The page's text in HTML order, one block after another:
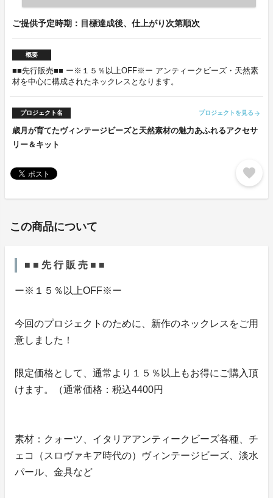
ご提供予定時期：目標達成後、仕上がり次第順次
概要
■■先行販売■■ ー※１５％以上OFF※ー アンティークビーズ・天然素
材を中心に構成されたネックレスとなります。
プロジェクト名 プロジェクトを見る arrow_forward
歳月が育てたヴィンテージビーズと天然素材の魅力あふれるアクセサ
リー＆キット
favorite
この商品について
■ ■ 先 行 販 売 ■ ■
ー※１５％以上OFF※ー
今回のプロジェクトのために、新作のネックレスをご用
意しました！
限定価格として、通常より１５％以上もお得にご購入頂
けます。（通常価格：税込4400円
素材：クォーツ、イタリアアンティークビーズ各種、チ
ェコ（スロヴァキア時代の）ヴィンテージビーズ、淡水
パール、金具など